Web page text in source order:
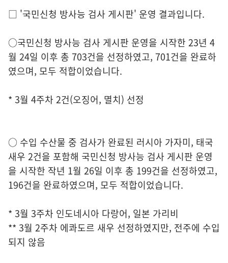
□ '국민신청 방사능 검사 게시판' 운영 결과입니다.
○국민신청 방사능 검사 게시판 운영을 시작한 23년 4
월 24일 이후 총 703건을 선정하였고, 701건을 완료하
였으며, 모두 적합이었습니다.
* 3월 4주차 2건(오징어, 멸치) 선정
○ 수입 수산물 중 검사가 완료된 러시아 가자미, 태국
새우 2건을 포함해 국민신청 방사능 검사 게시판 운영
을 시작한 작년 1월 26일 이후 총 199건을 선정하였고,
196건을 완료하였으며, 모두 적합이었습니다.
* 3월 3주차 인도네시아 다랑어, 일본 가리비
** 3월 2주차 에콰도르 새우 선정하였지만, 전주에 수입
되지 않음